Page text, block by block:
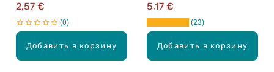
Добавить в корзину
2,57 €
0
Добавить в корзину
5,17 €
23